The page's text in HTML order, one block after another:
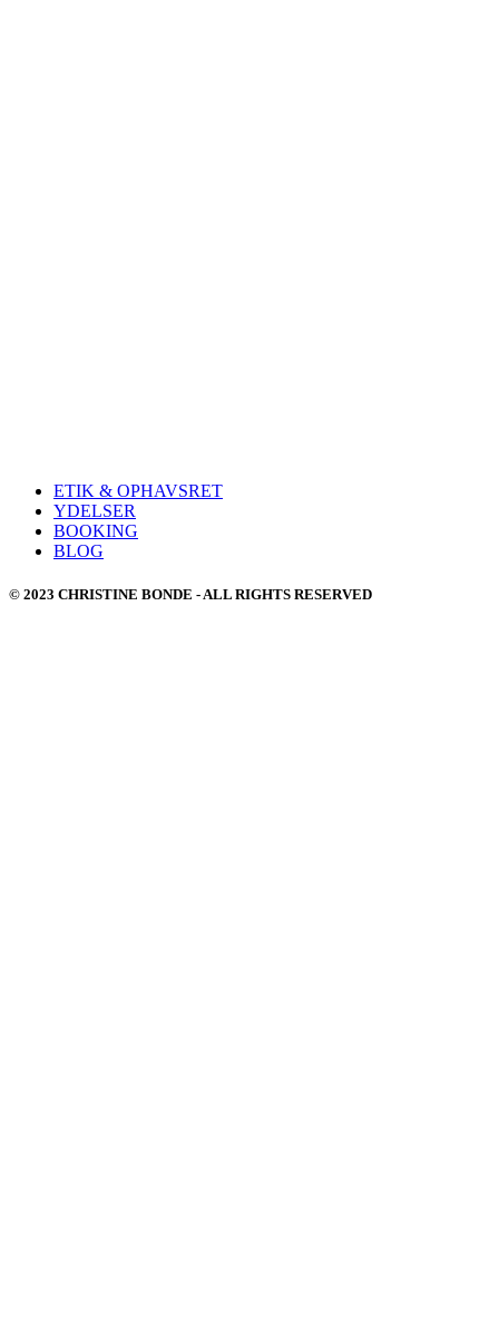
ETIK & OPHAVSRET
YDELSER
BOOKING
BLOG
© 2023 CHRISTINE BONDE - ALL RIGHTS RESERVED